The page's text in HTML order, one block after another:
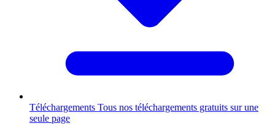
Téléchargements Tous nos téléchargements gratuits sur une
seule page